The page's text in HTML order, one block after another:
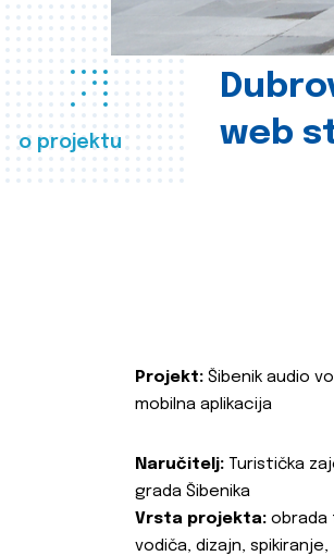
o projektu
web
Projekt: Šibenik audio
mobilna aplikacija
Naručitelj: Turistička
grada Šibenika
Vrsta projekta: obrada
vodiča, dizajn, spikiranje,